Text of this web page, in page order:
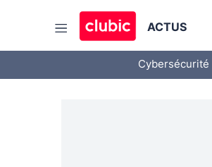
ACTUS
Cybersécurité